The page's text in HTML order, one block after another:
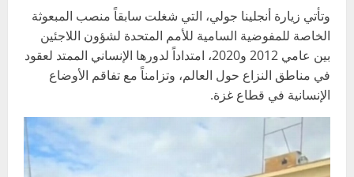
وتأتي زيارة أنجلينا جولي، التي شغلت سابقاً منصب المبعوثة
الخاصة للمفوضية السامية للأمم المتحدة لشؤون اللاجئين
بين عامي 2012 و2020، امتداداً لدورها الإنساني الممتد لعقود
في مناطق النزاع حول العالم، وتزامناً مع تفاقم الأوضاع
الإنسانية في قطاع غزة.